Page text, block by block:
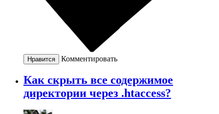
Нравится Комментировать
Как скрыть все содержимое
директории через .htaccess?